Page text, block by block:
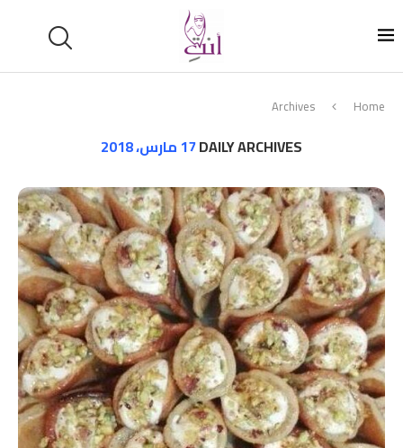
Home
Archives
DAILY ARCHIVES17 مارس، 2018